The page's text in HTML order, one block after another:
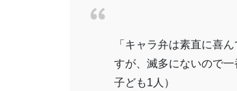
「キャラ弁は素直に喜
すが、滅多にないので
子ども1人）